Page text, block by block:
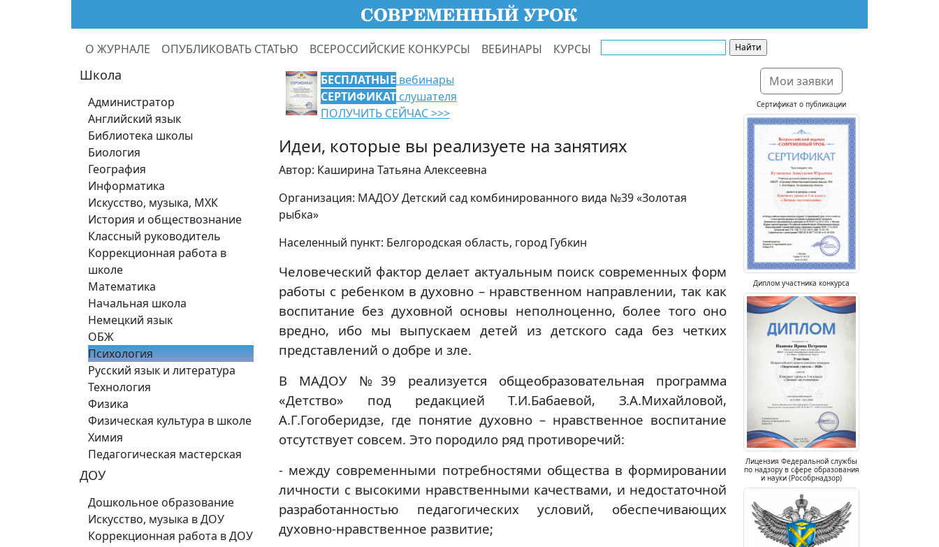
О ЖУРНАЛЕ ОПУБЛИКОВАТЬ СТАТЬЮ ВСЕРОССИЙСКИЕ КОНКУРСЫ ВЕБИНАРЫ КУРСЫ
Школа
Администратор
Английский язык
Библиотека школы
Биология
География
Информатика
Искусство, музыка, МХК
История и обществознание
Классный руководитель
Коррекционная работа в
школе
Математика
Начальная школа
Немецкий язык
ОБЖ
Психология
Русский язык и литература
Технология
Физика
Физическая культура в школе
Химия
Педагогическая мастерская
ДОУ
Дошкольное образование
Искусство, музыка в ДОУ
Коррекционная работа в ДОУ
БЕСПЛАТНЫЕ вебинары
СЕРТИФИКАТ слушателя
ПОЛУЧИТЬ СЕЙЧАС >>>
Идеи, которые вы реализуете на занятиях
Автор: Каширина Татьяна Алексеевна
Организация: МАДОУ Детский сад комбинированного вида №39 «Золотая
рыбка»
Населенный пункт: Белгородская область, город Губкин
Человеческий фактор делает актуальным поиск современных форм
работы с ребенком в духовно – нравственном направлении, так как
воспитание без духовной основы неполноценно, более того оно
вредно, ибо мы выпускаем детей из детского сада без четких
представлений о добре и зле.
В МАДОУ №39 реализуется общеобразовательная программа
«Детство» под редакцией Т.И.Бабаевой, З.А.Михайловой,
А.Г.Гогоберидзе, где понятие духовно – нравственное воспитание
отсутствует совсем. Это породило ряд противоречий:
- между современными потребностями общества в формировании
личности с высокими нравственными качествами, и недостаточной
разработанностью педагогических условий, обеспечивающих
духовно-нравственное развитие;
Мои заявки
Сертификат о публикации
Диплом участника конкурса
Лицензия Федеральной службы
по надзору в сфере образования
и науки (Рособрнадзор)